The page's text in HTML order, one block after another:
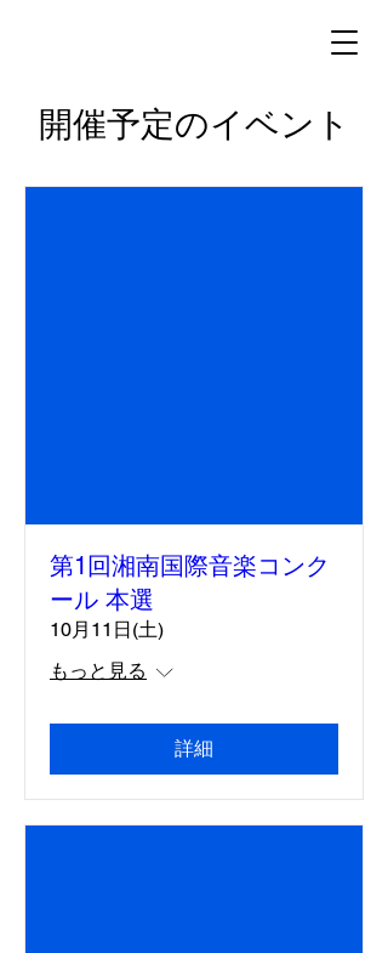
開催予定のイベント
第1回湘南国際音楽コンク
ール 本選
10月11日(土)
もっと見る
詳細